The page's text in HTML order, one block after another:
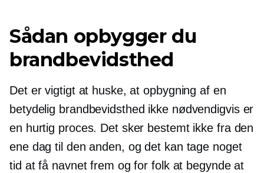
Sådan opbygger du
brandbevidsthed
Det er vigtigt at huske, at opbygning af en
betydelig brandbevidsthed ikke nødvendigvis er
en hurtig proces. Det sker bestemt ikke fra den
ene dag til den anden, og det kan tage noget
tid at få navnet frem og for folk at begynde at